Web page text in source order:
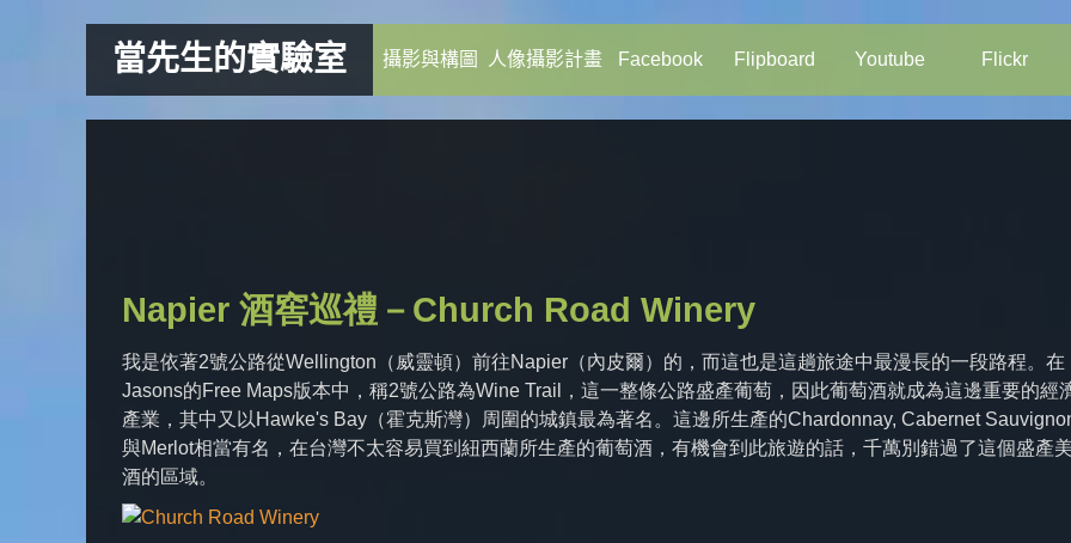
當先生的實驗室 攝影與構圖 人像攝影計畫 Facebook Flipboard Youtube Flickr
Napier 酒窖巡禮－Church Road Winery
我是依著2號公路從Wellington（威靈頓）前往Napier（內皮爾）的，而這也是這趟旅途中最漫長的一段路程。在
Jasons的Free Maps版本中，稱2號公路為Wine Trail，這一整條公路盛產葡萄，因此葡萄酒就成為這邊重要的經
產業，其中又以Hawke's Bay（霍克斯灣）周圍的城鎮最為著名。這邊所生產的Chardonnay, Cabernet
與Merlot相當有名，在台灣不太容易買到紐西蘭所生產的葡萄酒，有機會到此旅遊的話，千萬別錯過了這個盛產
酒的區域。